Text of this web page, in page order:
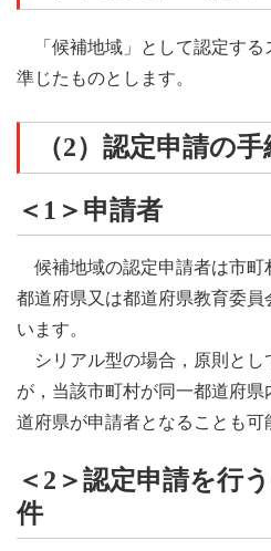
「候補地域」として認定す
準じたものとします。
（2）認定申請の手
＜1＞申請者
候補地域の認定申請者は市
都道府県又は都道府県教育委
います。
シリアル型の場合，原則と
が，当該市町村が同一都道府
道府県が申請者となることも可
＜2＞認定申請を行
件